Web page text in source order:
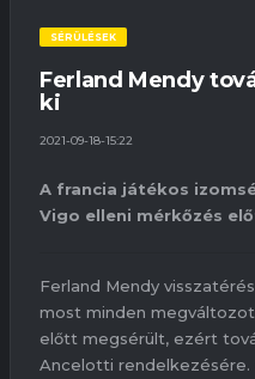
SÉRÜLÉSEK
Ferland Mendy
ki
2021-09-18-15:22
A francia játékos
Vigo elleni mérkőzés
Ferland Mendy
most minden
előtt megsérült, ezért
Ancelotti